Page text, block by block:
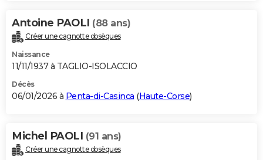
Antoine PAOLI (88 ans)
Créer une cagnotte obsèques
Naissance
11/11/1937 à TAGLIO-ISOLACCIO
Décès
06/01/2026 à Penta-di-Casinca (Haute-Corse)
Michel PAOLI (91 ans)
Créer une cagnotte obsèques